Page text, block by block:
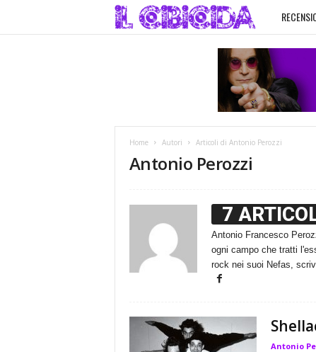
l
C
c
i
a
Home Autori Articoli di Antonio Perozzi
Antonio Perozzi
7
Antonio Francesco
ogni campo che tratti
rock nei suoi Nefas,
Antonio